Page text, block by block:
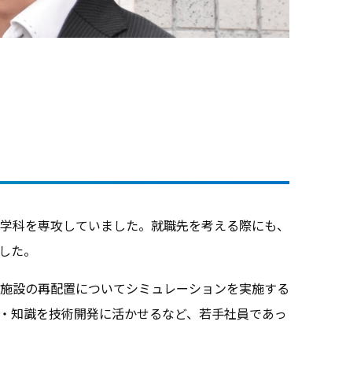
を専攻していました。就職先を考える際にも、
。
設の再配置についてシミュレーションを実施する
知識を技術開発に活かせるなど、若手社員であっ